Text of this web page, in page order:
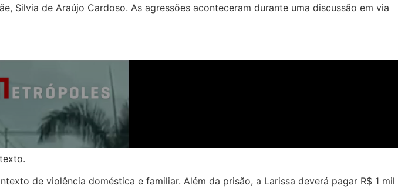
Silvia de Araújo Cardoso. As agressões aconteceram durante uma discussão em via
de violência doméstica e familiar. Além da prisão, a Larissa deverá pagar R$ 1 mil